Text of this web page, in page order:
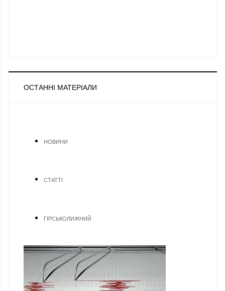
ОСТАННІ МАТЕРІАЛИ
НОВИНИ
СТАТТІ
ГІРСЬКОЛИЖНИЙ